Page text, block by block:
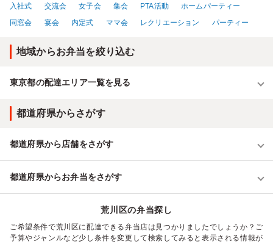
入社式
交流会 女子会 集会 PTA活動
ホームパーティー
同窓会
宴会 内定式 ママ会 レクリエーション パーティー
地域からお弁当を絞り込む
東京都の配達エリア一覧を見る
都道府県からさがす
都道府県から店舗をさがす
都道府県からお弁当をさがす
荒川区の弁当探し
ご希望条件で荒川区に配達できる弁当店は見つかりましたでしょうか？ご
予算やジャンルなど少し条件を変更して検索してみると表示される情報が